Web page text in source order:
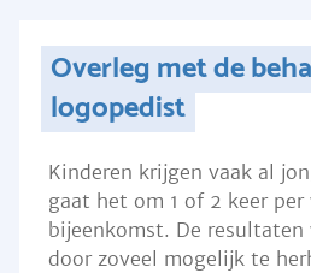
Overleg met de
logopedist
Kinderen krijgen vaak al
gaat het om 1 of 2 keer per
bijeenkomst. De
door zoveel mogelijk te